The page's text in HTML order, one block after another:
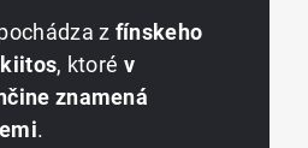
z fínskeho
, ktoré v
znamená
.